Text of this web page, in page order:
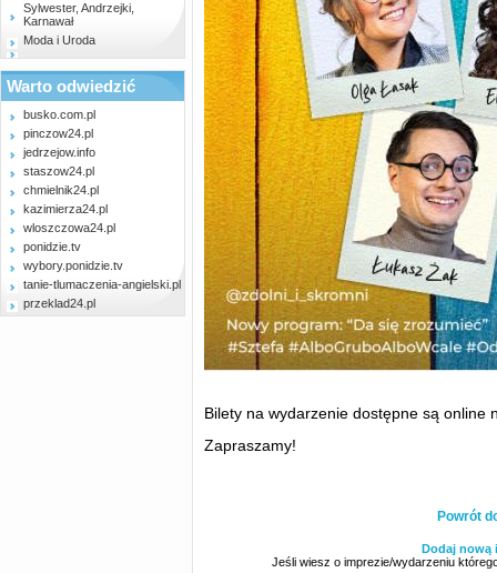
Sylwester, Andrzejki,
Karnawał
Moda i Uroda
Warto odwiedzić
busko.com.pl
pinczow24.pl
jedrzejow.info
staszow24.pl
chmielnik24.pl
kazimierza24.pl
wloszczowa24.pl
ponidzie.tv
wybory.ponidzie.tv
tanie-tlumaczenia-angielski.pl
przeklad24.pl
Bilety na wydarzenie dostępne są online
Zapraszamy!
Powrót
Dodaj nową
Jeśli wiesz o imprezie/wydarzeniu